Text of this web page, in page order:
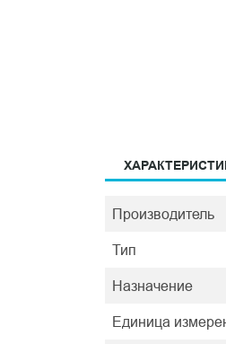
Производитель
Тип
Назначение
Единица